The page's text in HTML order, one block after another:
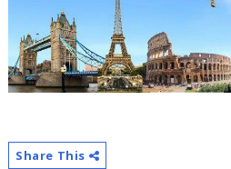
Share This